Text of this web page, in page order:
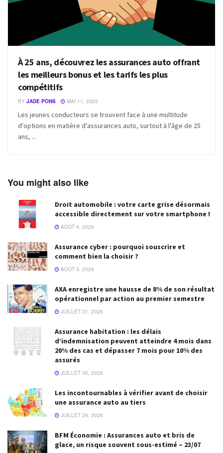
À 25 ans, découvrez les assurances auto offrant
les meilleurs bonus et les tarifs les plus
compétitifs
BY JADE PONS MAI 11, 2025
Les jeunes conducteurs se trouvent face à une multitude
d'options en matière d'assurances auto, surtout à l'âge de 25
ans, ...
You might also like
Droit automobile : votre carte grise désormais
accessible directement sur votre smartphone !
AOÛT 4, 2026
Assurance cyber : pourquoi souscrire et
comment bien la choisir ?
AOÛT 3, 2026
AXA enregistre une hausse de 8% de son résultat
opérationnel par action au premier semestre
JUILLET 31, 2026
Assurance habitation : les délais
d’indemnisation peuvent atteindre 4 mois dans
20% des cas et dépasser 7 mois pour 10% des
assurés
JUILLET 30, 2026
Les incontournables à vérifier avant de choisir
une assurance auto au tiers
JUILLET 29, 2026
BFM Économie : Assurances auto et bris de
glace, un risque souvent sous-estimé – 23/07